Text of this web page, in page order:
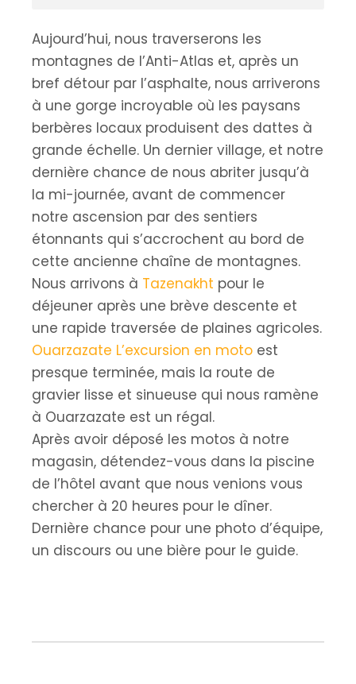
Aujourd’hui, nous traverserons les
montagnes de l’Anti-Atlas et, après un
bref détour par l’asphalte, nous arriverons
à une gorge incroyable où les paysans
berbères locaux produisent des dattes à
grande échelle. Un dernier village, et notre
dernière chance de nous abriter jusqu’à
la mi-journée, avant de commencer
notre ascension par des sentiers
étonnants qui s’accrochent au bord de
cette ancienne chaîne de montagnes.
Nous arrivons à Tazenakht pour le
déjeuner après une brève descente et
une rapide traversée de plaines agricoles.
Ouarzazate L’excursion en moto est
presque terminée, mais la route de
gravier lisse et sinueuse qui nous ramène
à Ouarzazate est un régal.
Après avoir déposé les motos à notre
magasin, détendez-vous dans la piscine
de l’hôtel avant que nous venions vous
chercher à 20 heures pour le dîner.
Dernière chance pour une photo d’équipe,
un discours ou une bière pour le guide.